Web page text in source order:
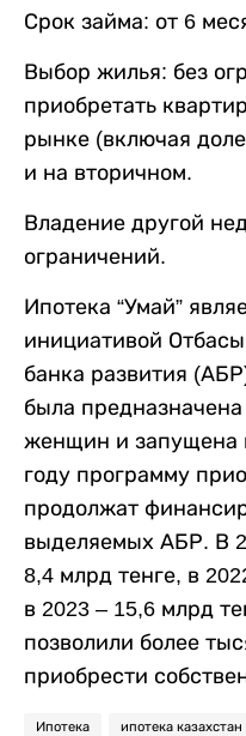
Срок займа: от 6
Выбор жилья: без
приобретать
рынке (включая
и на вторичном.
Владение другой
ограничений.
Ипотека “Умай”
инициативой
банка развития
была
женщин и запущена
году программу
продолжат
выделяемых АБР. В
8,4 млрд тенге, в
в 2023 – 15,6 млрд
позволили более
приобрести
Ипотека ипотека казахстан